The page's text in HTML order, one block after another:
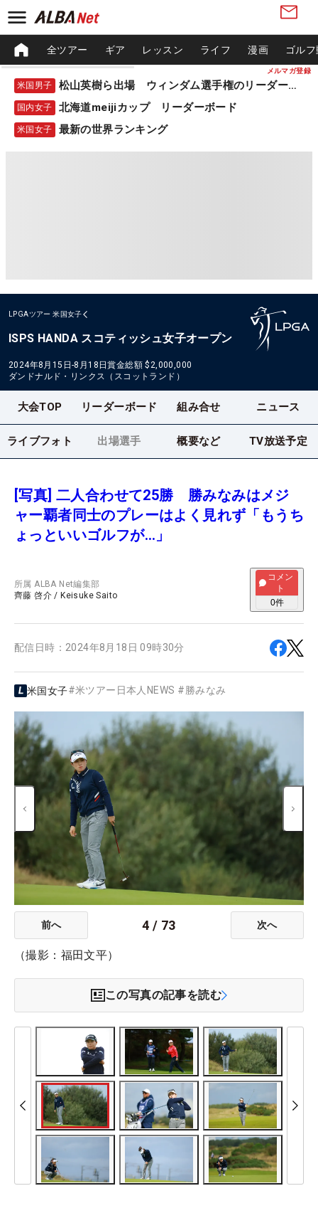
メルマガ登録
全ツアー ギア レッスン ライフ 漫画 ゴル
米国男子 松山英樹ら出場 ウィンダム選手権のリーダーボード
国内女子 北海道meijiカップ リーダーボード
米国女子 最新の世界ランキング
LPGAツアー 米国女子
ISPS HANDA スコティッシュ女子オープン
2024年8月15日-8月18日賞金総額 $2,000,000
ダンドナルド・リンクス（スコットランド）
大会TOP リーダーボード 組み合せ ニュース
ライブフォト 出場選手 概要など TV放送予定
[写真] 二人合わせて25勝 勝みなみはメジ
ャー覇者同士のプレーはよく見れず「もうち
ょっといいゴルフが…」
所属ALBA Net編集部
齊藤 啓介 / Keisuke Saito
コメン
ト
0件
配信日時： 2024年8月18日 09時30分
米国女子#米ツアー日本人NEWS #勝みなみ
前へ 4 / 73 次へ
（撮影：福田文平）
この写真の記事を読む